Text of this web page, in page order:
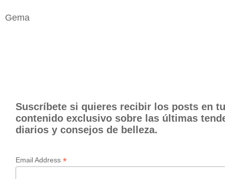
Gema
Suscríbete si quieres recibir los posts en
contenido exclusivo sobre las últimas
diarios y consejos de belleza.
Email Address *